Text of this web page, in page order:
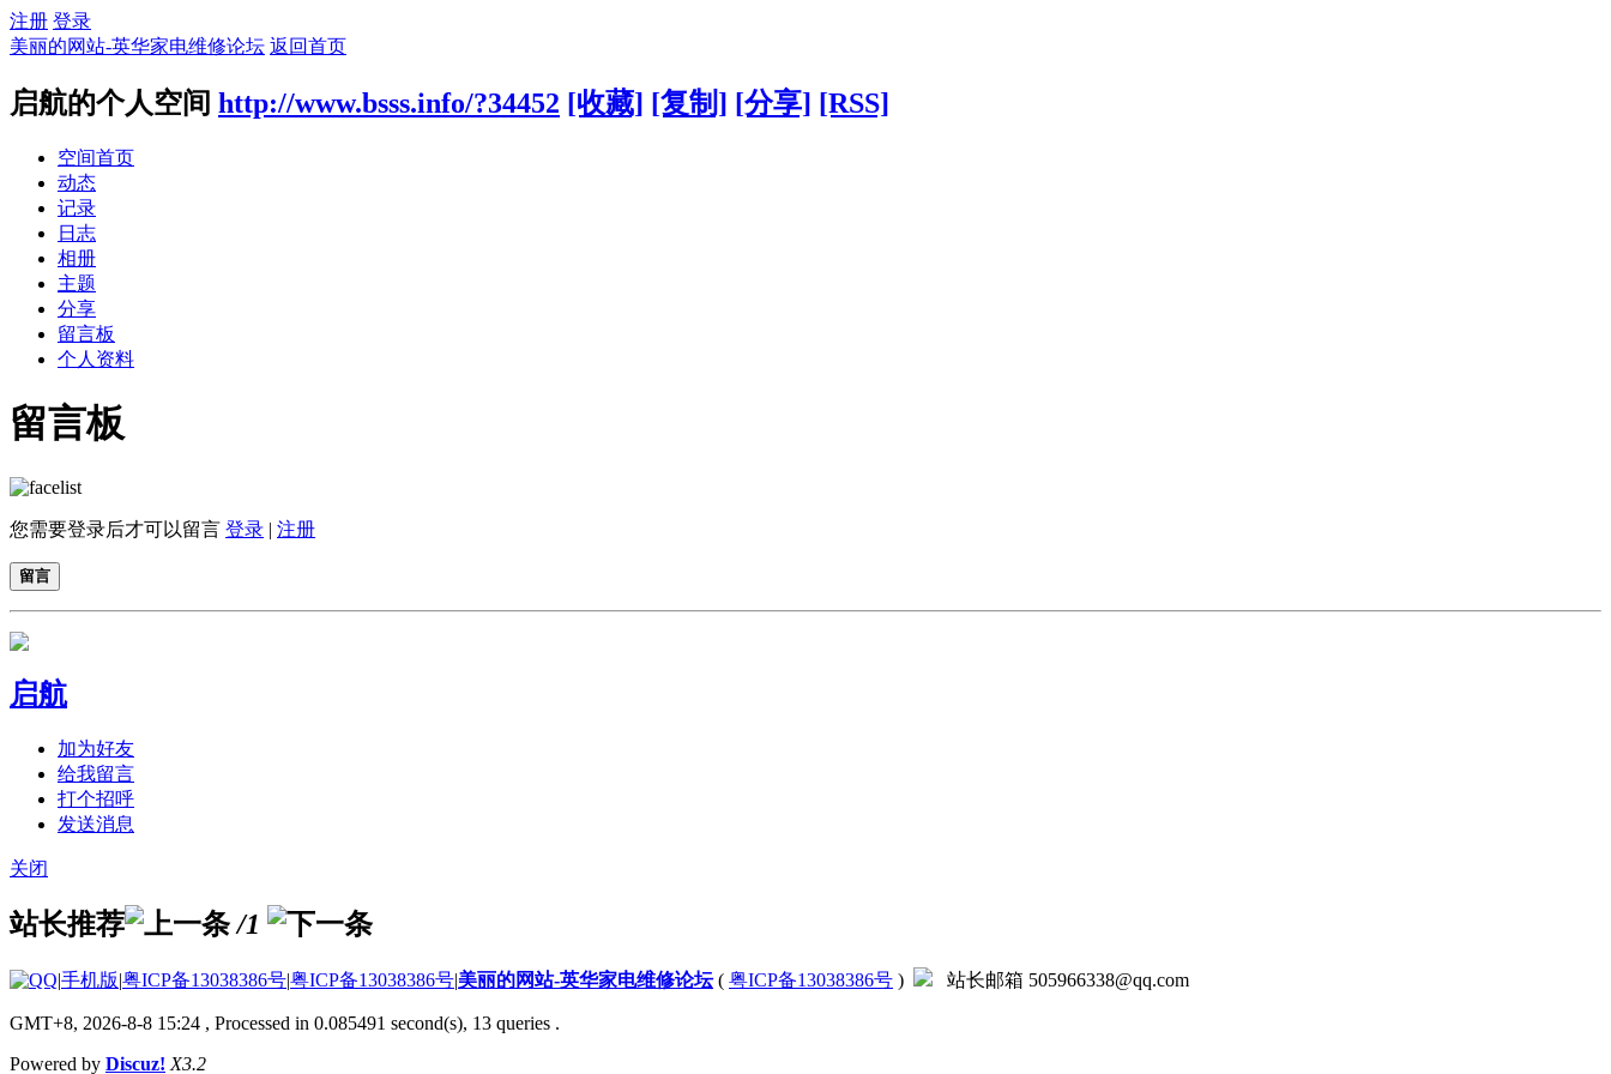
注册 登录
美丽的网站-英华家电维修论坛 返回首页
启航的个人空间 http://www.bsss.info/?34452 [收藏] [复制] [分享] [RSS]
空间首页
动态
记录
日志
相册
主题
分享
留言板
个人资料
留言板
您需要登录后才可以留言 登录 | 注册
留言
启航
加为好友
给我留言
打个招呼
发送消息
关闭
站长推荐 /1
|手机版|粤ICP备13038386号|粤ICP备13038386号|美丽的网站-英华家电维修论坛( 粤ICP备13038386号 ) 站长邮箱 505966338@qq.com
GMT+8, 2026-8-8 15:24 , Processed in 0.085491 second(s), 13 queries .
Powered by Discuz! X3.2